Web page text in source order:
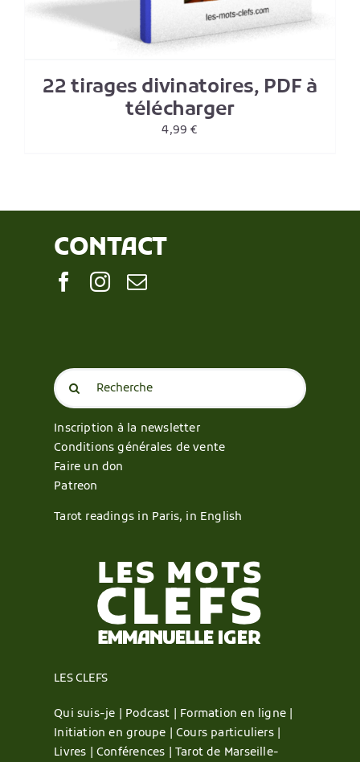
22 tirages divinatoires, PDF à
télécharger
4,99€
CONTACT
Search
for:
Inscription à la newsletter
Conditions générales de vente
Faire un don
Patreon
Tarot readings in Paris, in English
LES CLEFS
Qui suis-je | Podcast | Formation en ligne |
Initiation en groupe |Cours particuliers |
Livres |Conférences |Tarot de Marseille-